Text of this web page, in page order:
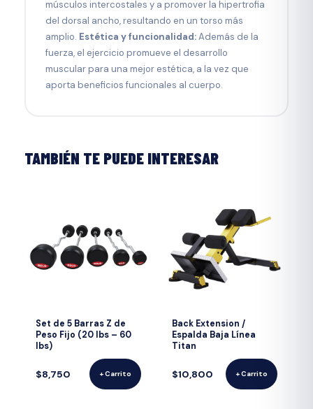
músculos intercostales y a promover la hipertrofia
del dorsal ancho, resultando en un torso más
amplio. Estética y funcionalidad:Además de la
fuerza, el ejercicio promueve el desarrollo
muscular para una mejor estética, a la vez que
aporta beneficios funcionales al cuerpo.
TAMBIÉN TE PUEDE INTERESAR
Set de 5 Barras Z de
Peso Fijo (20 lbs – 60
lbs)
$8,750 + Carrito
Back Extension /
Espalda Baja Línea
Titan
$10,800 + Carrito